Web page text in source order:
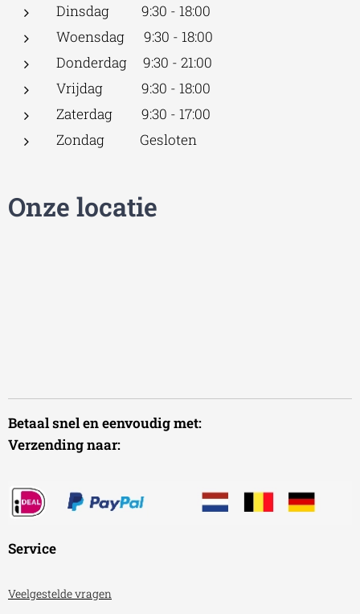
Dinsdag 9:30 - 18:00
Woensdag 9:30 - 18:00
Donderdag 9:30 - 21:00
Vrijdag 9:30 - 18:00
Zaterdag 9:30 - 17:00
Zondag Gesloten
Onze locatie
Betaal snel en eenvoudig met:
Verzending naar:
Service
Veelgestelde vragen